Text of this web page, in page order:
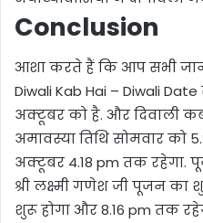
Conclusion
आशा करते हैं कि आप सभी
Diwali Kab Hai – Diwali
अक्टूबर को है. और दिवाली
अमावस्या तिथि सोमवार को
अक्टूबर 4.18 pm तक रहेगा.
श्री लक्ष्मी गणेश जी पूजन का
शुरू होगा और 8.16 pm तक